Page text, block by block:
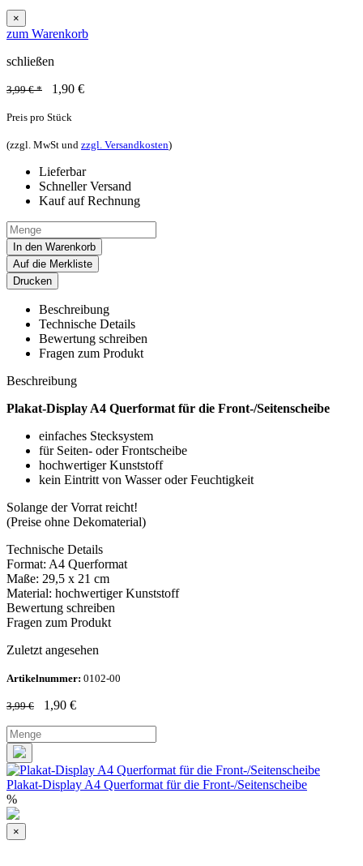
×
zum Warenkorb
schließen
3,99 € * 1,90 €
Preis pro Stück
(zzgl. MwSt und zzgl. Versandkosten)
Lieferbar
Schneller Versand
Kauf auf Rechnung
In den Warenkorb
Auf die Merkliste
Drucken
Beschreibung
Technische Details
Bewertung schreiben
Fragen zum Produkt
Beschreibung
Plakat-Display A4 Querformat für die Front-/Seitenscheibe
einfaches Stecksystem
für Seiten- oder Frontscheibe
hochwertiger Kunststoff
kein Eintritt von Wasser oder Feuchtigkeit
Solange der Vorrat reicht!
(Preise ohne Dekomaterial)
Technische Details
Format: A4 Querformat
Maße: 29,5 x 21 cm
Material: hochwertiger Kunststoff
Bewertung schreiben
Fragen zum Produkt
Zuletzt angesehen
Artikelnummer: 0102-00
3,99€ 1,90 €
Plakat-Display A4 Querformat für die Front-/Seitenscheibe
%
×